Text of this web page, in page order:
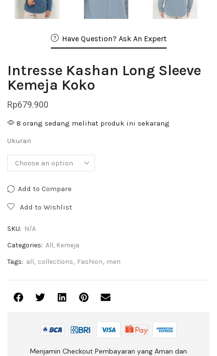
Have Question? Ask An Expert
Intresse Kashan Long Sleeve
Kemeja Koko
Rp679.900
8 orang sedang melihat produk ini sekarang
Ukuran
Add to Compare
Add to Wishlist
SKU: N/A
Categories: All, Kemeja
Tags: all, collections, Fashion, men
Menjamin Checkout Pembayaran yang Aman dan